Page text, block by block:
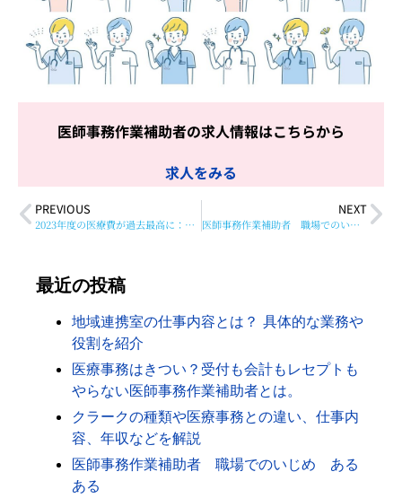
医師事務作業補助者の求人情報はこちらから
求人をみる
PREVIOUS
2023年度の医療費が過去最高に：高齢化と医療の高度化が影響
NEXT
医師事務作業補助者 職場でのいじめ あるある
最近の投稿
地域連携室の仕事内容とは？ 具体的な業務や
役割を紹介
医療事務はきつい？受付も会計もレセプトも
やらない医師事務作業補助者とは。
クラークの種類や医療事務との違い、仕事内
容、年収などを解説
医師事務作業補助者 職場でのいじめ ある
ある